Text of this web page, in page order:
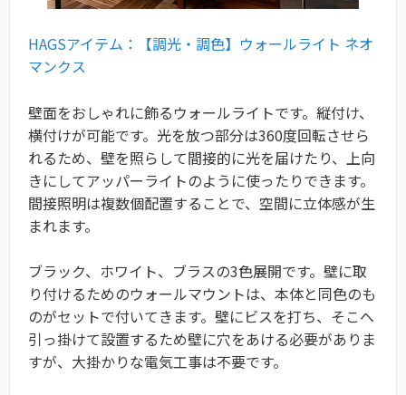
HAGSアイテム：【調光・調色】ウォールライト ネオ
マンクス
壁面をおしゃれに飾るウォールライトです。縦付け、
横付けが可能です。光を放つ部分は360度回転させら
れるため、壁を照らして間接的に光を届けたり、上向
きにしてアッパーライトのように使ったりできます。
間接照明は複数個配置することで、空間に立体感が生
まれます。
ブラック、ホワイト、ブラスの3色展開です。壁に取
り付けるためのウォールマウントは、本体と同色のも
のがセットで付いてきます。壁にビスを打ち、そこへ
引っ掛けて設置するため壁に穴をあける必要がありま
すが、大掛かりな電気工事は不要です。